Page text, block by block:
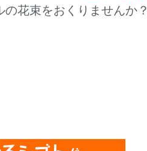
花束をおくりませんか？